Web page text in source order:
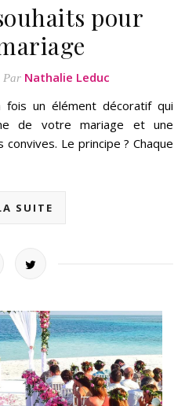
pour
Par Nathalie Leduc
fois un élément décoratif qui
de votre mariage et une
Le principe ? Chaque
SUITE